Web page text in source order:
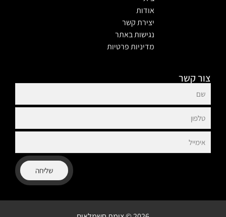
אודות
יצירת קשר
נגישות באתר
מדיניות פרטיות
צור קשר
שליחה